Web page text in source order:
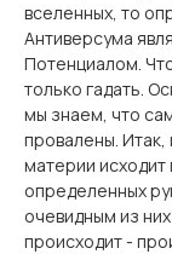
вселенных, то
Антиверсума
Потенциалом.
только гадать.
мы знаем, что
провалены. Итак,
материи исходит
определенных
очевидным из
происходит -